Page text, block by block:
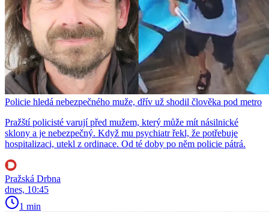
Policie hledá nebezpečného muže, dřív už shodil člověka pod metro
Pražští policisté varují před mužem, který může mít násilnické
sklony a je nebezpečný. Když mu psychiatr řekl, že potřebuje
hospitalizaci, utekl z ordinace. Od té doby po něm policie pátrá.
Pražská Drbna
dnes, 10:45
1 min